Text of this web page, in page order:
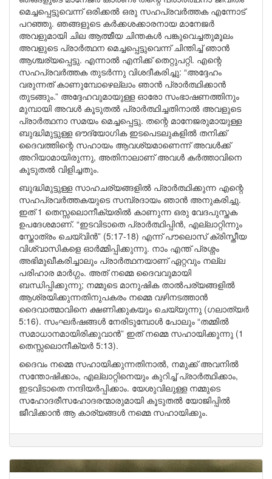
മെച്ചപ്പെട്ടുവെന്ന് ഒരിക്കൽ ഒരു സഹപ്രവർത്തക എന്നോട്
പറഞ്ഞു. ഞങ്ങളുടെ കർക്കശക്കാരനായ മാനേജർ
അവളുമായി ചില ആത്മീയ ചിന്തകൾ പങ്കുവെച്ചതുമൂലം
അവളുടെ പ്രാർത്ഥന മെച്ചപ്പെട്ടുവെന്ന് ചിന്തിച്ച് ഞാൻ
ആശ്ചര്യപ്പെട്ടു. എന്നാൽ എനിക്ക് തെറ്റുപറ്റി. എന്റെ
സഹപ്രവർത്തക തുടർന്നു വിശദീകരിച്ചു: “അദ്ദേഹം
വരുന്നത് കാണുമ്പോഴെല്ലാം ഞാൻ പ്രാർത്ഥിക്കാൻ
തുടങ്ങും.” അദ്ദേഹവുമായുള്ള ഓരോ സംഭാഷണത്തിനും
മുമ്പായി അവൾ കൂടുതൽ പ്രാർത്ഥിച്ചതിനാൽ അവളുടെ
പ്രാർത്ഥനാ സമയം മെച്ചപ്പെട്ടു. തന്റെ മാനേജരുമായുള്ള
ബുദ്ധിമുട്ടുള്ള ഔദ്യോഗിക ഇടപെടലുകളിൽ തനിക്ക്
ദൈവത്തിന്റെ സഹായം ആവശ്യമാണെന്ന് അവൾക്ക്
അറിയാമായിരുന്നു, അതിനാലാണ് അവൾ കർത്താവിനെ
കൂടുതൽ വിളിച്ചതും.
ബുദ്ധിമുട്ടുള്ള സാഹചര്യങ്ങളിൽ പ്രാർത്ഥിക്കുന്ന എന്റെ
സഹപ്രവർത്തകയുടെ സമ്പ്രദായം ഞാൻ അനുകരിച്ചു.
ഇത് 1 തെസ്സലൊനീക്യരിൽ കാണുന്ന ഒരു വേദപുസ്തക
ഉപദേശമാണ്. “ഇടവിടാതെ പ്രാർത്ഥിപ്പിൻ, എല്ലാറ്റിന്നും
സ്തോത്രം ചെയ്‍വിൻ” (5:17-18) എന്ന് പൗലൊസ് ക്രിസ്തീയ
വിശ്വാസികളെ ഓർമ്മിപ്പിക്കുന്നു. നാം എന്ത് പ്രശ്നം
അഭിമുഖീകരിച്ചാലും പ്രാർത്ഥനയാണ് ഏറ്റവും നല്ല
പരിഹാര മാർഗ്ഗം. അത് നമ്മെ ദൈവവുമായി
ബന്ധിപ്പിക്കുന്നു; നമ്മുടെ മാനുഷിക താൽപര്യങ്ങളിൽ
ആശ്രയിക്കുന്നതിനുപകരം നമ്മെ വഴിനടത്താൻ
ദൈവാത്മാവിനെ ക്ഷണിക്കുകയും ചെയ്യുന്നു (ഗലാത്യർ
5:16). സംഘർഷങ്ങൾ നേരിടുമ്പോൾ പോലും “തമ്മിൽ
സമാധാനമായിരിക്കുവാൻ” ഇത് നമ്മെ സഹായിക്കുന്നു (1
തെസ്സലൊനീക്യർ 5:13).
ദൈവം നമ്മെ സഹായിക്കുന്നതിനാൽ, നമുക്ക് അവനിൽ
സന്തോഷിക്കാം, എല്ലാറ്റിനെയും കുറിച്ച് പ്രാർത്ഥിക്കാം,
ഇടവിടാതെ നന്ദിയർപ്പിക്കാം. യേശുവിലുള്ള നമ്മുടെ
സഹോദരീസഹോദരന്മാരുമായി കൂടുതൽ യോജിപ്പിൽ
ജീവിക്കാൻ ആ കാര്യങ്ങൾ നമ്മെ സഹായിക്കും.